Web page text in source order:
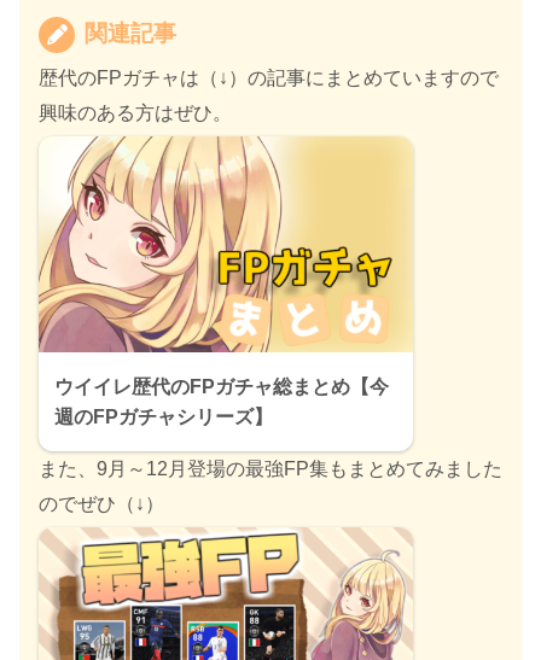
関連記事
歴代のFPガチャは（↓）の記事にまとめていますので
興味のある方はぜひ。
ウイイレ歴代のFPガチャ総まとめ【今
週のFPガチャシリーズ】
また、9月～12月登場の最強FP集もまとめてみました
のでぜひ（↓）